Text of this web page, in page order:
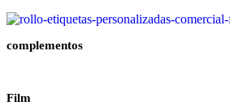
complementos
Film